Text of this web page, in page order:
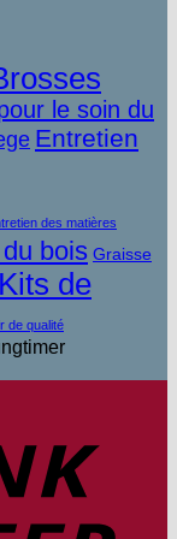
le soin du
Entretien
des matières
bois Graisse
Kits de
de qualité